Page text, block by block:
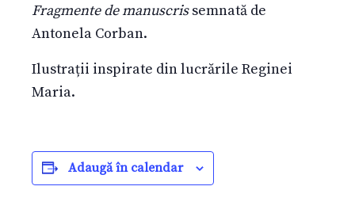
Fragmente de manuscrissemnată de
Antonela Corban.
Ilustrații inspirate din lucrările Reginei
Maria.
Adaugă în calendar